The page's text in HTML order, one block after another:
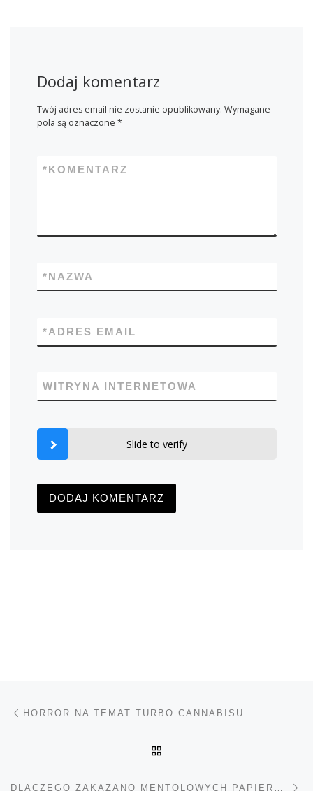
Dodaj komentarz
Twój adres email nie zostanie opublikowany. Wymagane
pola są oznaczone *
KOMENTARZ
*
NAZWA
*
ADRES EMAIL
*
WITRYNA INTERNETOWA
Slide to verify
Nawigacja wpisu
HORROR NA TEMAT TURBO CANNABISU